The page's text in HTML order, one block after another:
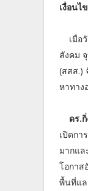
เงื่อน
เมื่อ
สังคม
(สสส.)
หาทาง
ดร.
เปิดกา
มากแล
โอกาส
พื้นที่แล